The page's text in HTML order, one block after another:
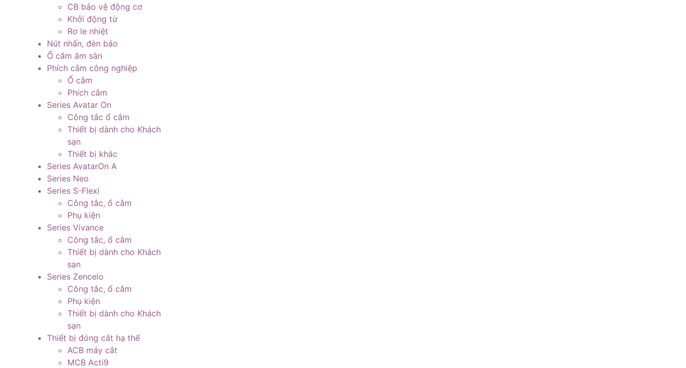
CB bảo vệ động cơ
Khởi động từ
Rơ le nhiệt
Nút nhấn, đèn báo
Ổ cắm âm sàn
Phích cắm công nghiệp
Ổ cắm
Phích cắm
Series Avatar On
Công tắc ổ cắm
Thiết bị dành cho Khách
sạn
Thiết bị khác
Series AvatarOn A
Series Neo
Series S-Flexi
Công tắc, ổ cắm
Phụ kiện
Series Vivance
Công tắc, ổ cắm
Thiết bị dành cho Khách
sạn
Series Zencelo
Công tắc, ổ cắm
Phụ kiện
Thiết bị dành cho Khách
sạn
Thiết bị đóng cắt hạ thế
ACB máy cắt
MCB Acti9